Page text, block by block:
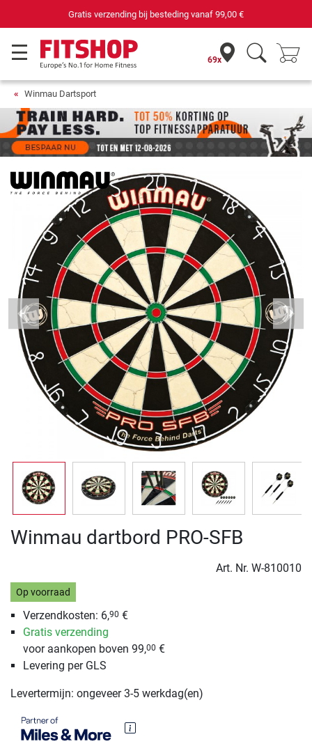
Gratis verzending bij besteding vanaf 99,00 €
69x
Winmau Dartsport
Previous Next
Winmau dartbord PRO-SFB
Art. Nr. W-810010
Op voorraad
Verzendkosten: 6,90 €
Gratis verzending
voor aankopen boven 99,00 €
Levering per GLS
Levertermijn: ongeveer 3-5 werkdag(en)